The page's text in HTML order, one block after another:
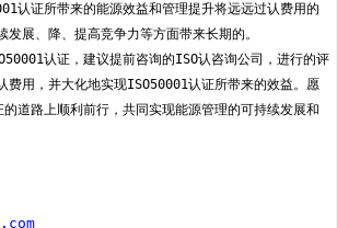
认证所带来的能源效益和管理提升将远远过认费用的
发展、降、提高竞争力等方面带来长期的。
认证，建议提前咨询的ISO认咨询公司，进行的评
费用，并大化地实现ISO50001认证所带来的效益。愿
道路上顺利前行，共同实现能源管理的可持续发展和